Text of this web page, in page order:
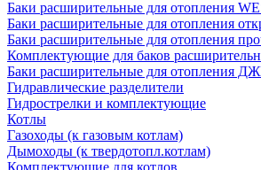
Баки расширительные для отопления
Баки расширительные для отопления
Баки расширительные для отопления
Комплектующие для баков
Баки расширительные для отопления
Гидравлические разделители
Гидрострелки и комплектующие
Котлы
Газоходы (к газовым котлам)
Дымоходы (к твердотопл.котлам)
Комплектующие для котлов